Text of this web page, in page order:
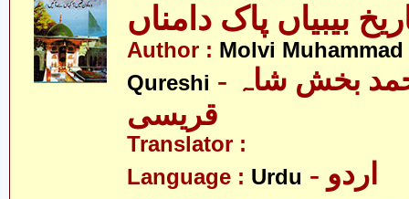
بیبیاں پاک دامناں
Author : Molvi
Qureshi - مولوی محمد بخش شاہ
قریسی
Translator :
Language : Urdu - اردو